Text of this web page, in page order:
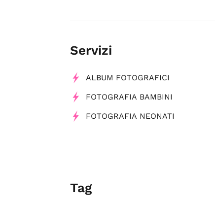
Servizi
ALBUM FOTOGRAFICI
FOTOGRAFIA BAMBINI
FOTOGRAFIA NEONATI
Tag